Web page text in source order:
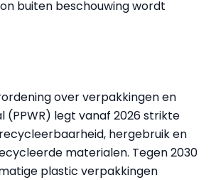
buiten beschouwing wordt
over verpakkingen en
(PPWR) legt vanaf 2026 strikte
hergebruik en
materialen. Tegen 2030
plastic verpakkingen